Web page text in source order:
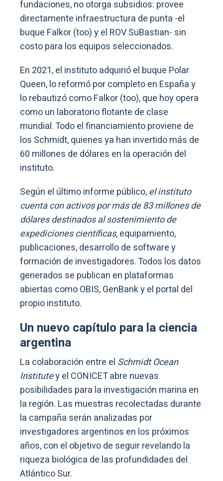
fundaciones, no otorga subsidios: provee
directamente infraestructura de punta -el
buque Falkor (too) y el ROV SuBastian- sin
costo para los equipos seleccionados.
En 2021, el instituto adquirió el buque Polar
Queen, lo reformó por completo en España y
lo rebautizó como Falkor (too), que hoy opera
como un laboratorio flotante de clase
mundial. Todo el financiamiento proviene de
los Schmidt, quienes ya han invertido más de
60 millones de dólares en la operación del
instituto.
Según el último informe público,el instituto
cuenta con activos por más de 83 millones de
dólares destinados al sostenimiento de
expediciones científicas, equipamiento,
publicaciones, desarrollo de software y
formación de investigadores. Todos los datos
generados se publican en plataformas
abiertas como OBIS, GenBank y el portal del
propio instituto.
Un nuevo capítulo para la ciencia
argentina
La colaboración entre el Schmidt Ocean
Institutey el CONICET abre nuevas
posibilidades para la investigación marina en
la región. Las muestras recolectadas durante
la campaña serán analizadas por
investigadores argentinos en los próximos
años, con el objetivo de seguir revelando la
riqueza biológica de las profundidades del
Atlántico Sur.